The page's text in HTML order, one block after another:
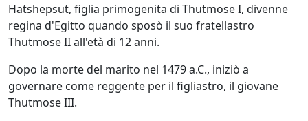
Hatshepsut, figlia primogenita di Thutmose I, divenne
regina d'Egitto quando sposò il suo fratellastro
Thutmose II all'età di 12 anni.
Dopo la morte del marito nel 1479 a.C., iniziò a
governare come reggente per il figliastro, il giovane
Thutmose III.